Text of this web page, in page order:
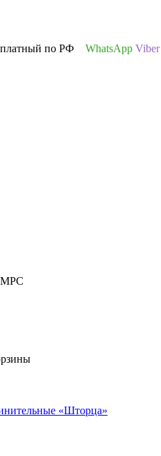
по РФ WhatsApp Viber
«Шторца»